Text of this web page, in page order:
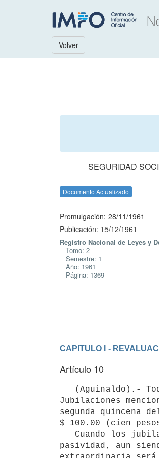
Volver
SEGURIDAD
Documento Actualizado
Promulgación: 28/11/1961
Publicación: 15/12/1961
Registro Nacional de Leyes y
Tomo: 2
Semestre: 1
Año: 1961
Página: 1369
CAPITULO I -
Artículo 10
Jubilaciones
segunda quincena
$ 100.00 (cien
pasividad, aun